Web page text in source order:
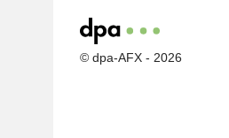
© dpa-AFX - 2026